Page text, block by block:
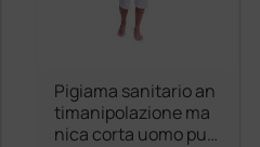
Pigiama sanitario an
timanipolazione ma
nica corta uomo pur